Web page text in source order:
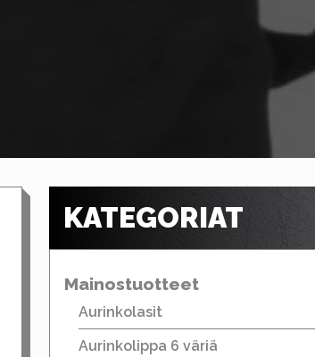
KATEGORIAT
Mainostuotteet
Aurinkolasit
Aurinkolippa 6 väriä